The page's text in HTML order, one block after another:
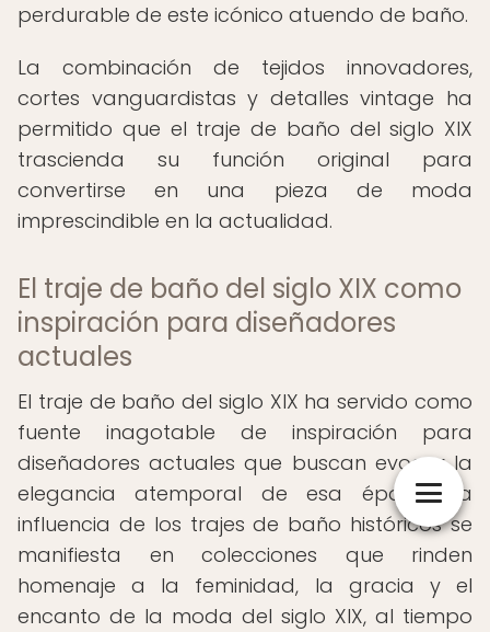
perdurable de este icónico atuendo de baño.
La combinación de tejidos innovadores,
cortes vanguardistas y detalles vintage ha
permitido que el traje de baño del siglo XIX
trascienda su función original para
convertirse en una pieza de moda
imprescindible en la actualidad.
El traje de baño del siglo XIX como
inspiración para diseñadores
actuales
El traje de baño del siglo XIX ha servido como
fuente inagotable de inspiración para
diseñadores actuales que buscan evocar la
elegancia atemporal de esa época. La
influencia de los trajes de baño históricos se
manifiesta en colecciones que rinden
homenaje a la feminidad, la gracia y el
encanto de la moda del siglo XIX, al tiempo